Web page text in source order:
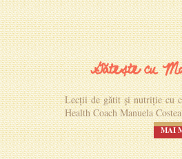
Gătește cu
Lecții de gătit și nutriție cu
Health Coach Manuela Costea
MAI